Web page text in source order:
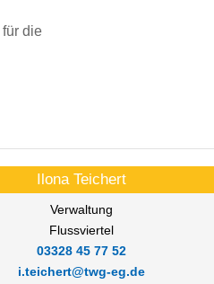
für die
Ilona Teichert
Verwaltung
Flussviertel
03328 45 77 52
i.teichert@twg-eg.de